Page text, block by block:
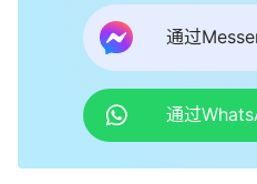
啊，我相信临到这一切都
怎么折磨我，我都愿为
服！”没想到这一祷告，
听见一恶警说：“这个女
掉，也没叫一声，还是没
通过
通过